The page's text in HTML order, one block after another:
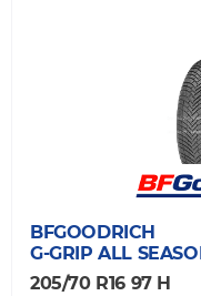
BFGOODRICH
G-GRIP ALL
205/70 R16 97 H